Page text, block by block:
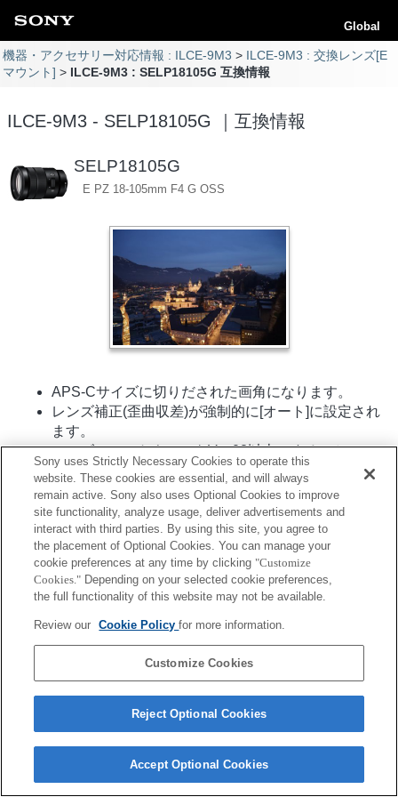
Global
機器・アクセサリー対応情報 : ILCE-9M3
ILCE-9M3 : 交換レンズ[E
マウント]
ILCE-9M3 : SELP18105G 互換情報
ILCE-9M3 - SELP18105G ｜互換情報
SELP18105G
E PZ 18-105mm F4 G OSS
APS-Cサイズに切りだされた画角になります。
レンズ補正(歪曲収差)が強制的に[オート]に設定され
ます。
レンズのソフトウェアをVer.02以上にすることで、
ズームリング操作方向を変更することができます。
連続撮影でのAF追従連写の速度は最高15枚/秒とな
ります。
Copyright 2026 Sony Corporation
Sony uses Strictly Necessary Cookies to operate this
website. These cookies are essential, and will always
remain active. Sony also uses Optional Cookies to improve
site functionality, analyze usage, deliver advertisements and
interact with third parties. By using this site, you agree to
the placement of Optional Cookies. You can manage your
cookie preferences at any time by clicking "Customize
Cookies." Depending on your selected cookie preferences,
the full functionality of this website may not be available.
Review our Cookie Policyfor more information.
Customize Cookies
Reject Optional Cookies
Accept Optional Cookies